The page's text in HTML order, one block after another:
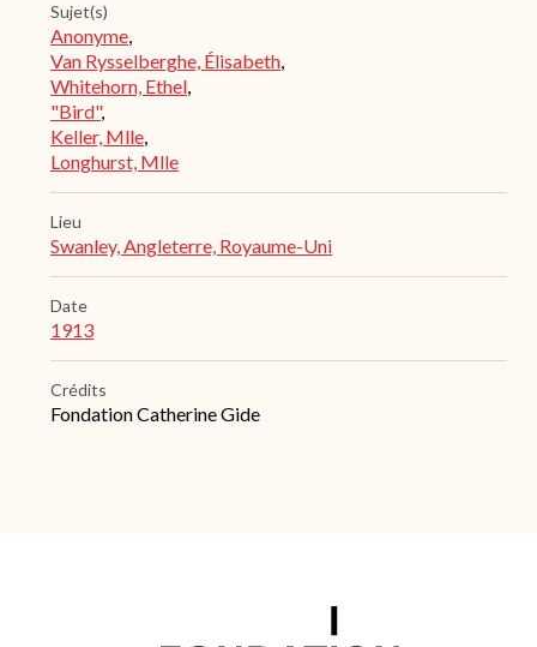
Sujet(s)
Anonyme,
Van Rysselberghe, Élisabeth,
Whitehorn, Ethel,
"Bird",
Keller, Mlle,
Longhurst, Mlle
Lieu
Swanley, Angleterre, Royaume-Uni
Date
1913
Crédits
Fondation Catherine Gide